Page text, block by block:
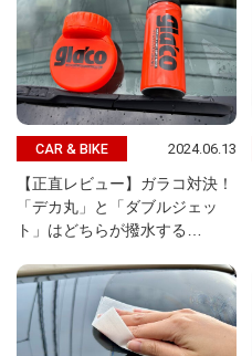
CAR & BIKE 2024.06.13
【正直レビュー】ガラコ対決！
「デカ丸」と「ダブルジェッ
ト」はどちらが撥水する…